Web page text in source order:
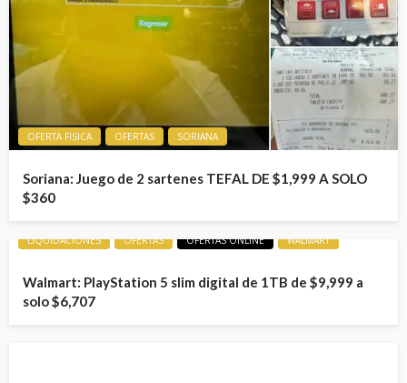
OFERTA FISICA OFERTAS SORIANA
Soriana: Juego de 2 sartenes TEFAL DE $1,999 A SOLO
$360
LIQUIDACIONES OFERTAS OFERTAS ONLINE WALMART
Walmart: PlayStation 5 slim digital de 1TB de $9,999 a
solo $6,707